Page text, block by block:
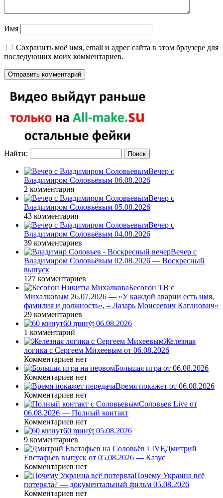
Имя
Сохранить моё имя, email и адрес сайта в этом браузере для
последующих моих комментариев.
Найти:
Вечер с
Владимиром Соловьёвым 06.08.2026
2 комментария
Вечер с
Владимиром Соловьёвым 05.08.2026
43 комментария
Вечер с
Владимиром Соловьёвым 04.08.2026
39 комментариев
Вечер с
Владимиром Соловьёвым 02.08.2026 — Воскресный
выпуск
127 комментариев
Бесогон ТВ с
Михалковым 26.07.2026 — «У каждой аварии есть имя,
фамилия и должность», – Лазарь Моисеевич Каганович»
29 комментариев
60 ṃинẏƫ 06.08.2026
1 комментарий
Железная
логика с Сергеем Михеевым от 06.08.2026
Комментариев нет
Большая игра от 06.08.2026
Комментариев нет
Время покажет от 06.08.2026
Комментариев нет
Соловьев Live от
06.08.2026 — Полный контакт
Комментариев нет
60 ṃинẏƫ 05.08.2026
9 комментариев
Дмитрий
Евстафьев выпуск от 05.08.2026 — Казус
Комментариев нет
Почему Украина всё
потеряла? — документальный фильм 05.08.2026
Комментариев нет